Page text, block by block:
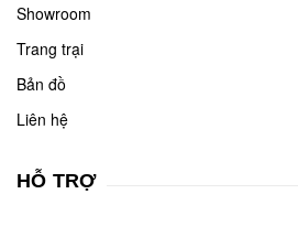
Showroom
Trang trại
Bản đồ
Liên hệ
HỖ TRỢ